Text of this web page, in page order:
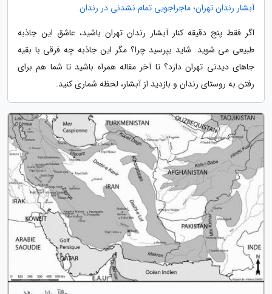
آبشار رندان تهران؛ ماجراجویی تمام نشدنی در رندان
اگر فقط پنج دقیقه کنار آبشار رندان تهران باشید، عاشق این جاذبه
طبیعی می شوید. شاید بپرسید چرا؟ مگر این جاذبه چه فرقی با بقیه
جاهای دیدنی تهران دارد؟ تا آخر مقاله همراه باشید تا شما هم برای
رفتن به روستای رندان و بازدید از آبشار، لحظه شماری کنید.